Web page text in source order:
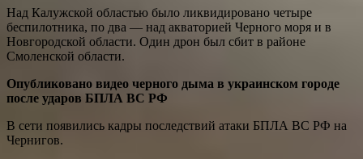
Над Калужской областью было ликвидировано четыре
беспилотника, по два — над акваторией Черного моря и в
Новгородской области. Один дрон был сбит в районе
Смоленской области.
Опубликовано видео черного дыма в украинском городе
после ударов БПЛА ВС РФ
В сети появились кадры последствий атаки БПЛА ВС РФ на
Чернигов.